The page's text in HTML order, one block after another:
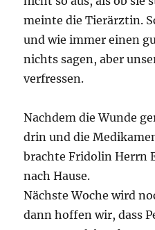
meinte die Tierärztin.
und wie immer einen
nichts sagen, aber
verfressen.
Nachdem die Wunde
drin und die
brachte Fridolin Herrn
nach Hause.
Nächste Woche wird
dann hoffen wir, dass